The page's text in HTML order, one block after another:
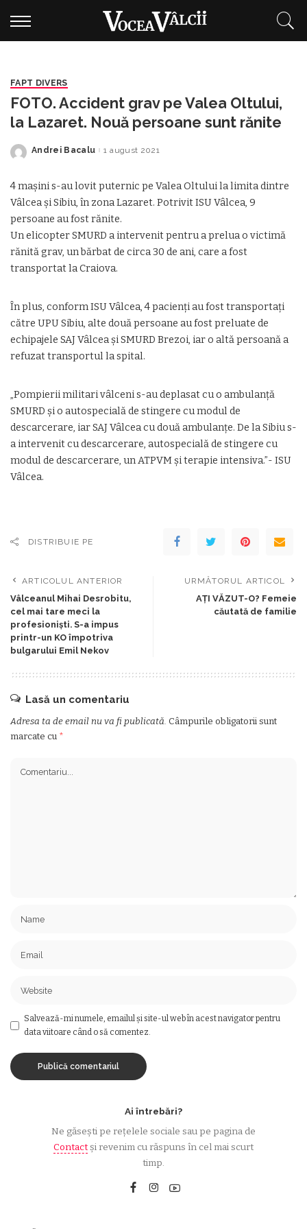
FAPT DIVERS
FOTO. Accident grav pe Valea Oltului,
la Lazaret. Nouă persoane sunt rănite
Posted
Andrei Bacalu 1 august 2021
4 mașini s-au lovit puternic pe Valea Oltului la limita dintre
Vâlcea și Sibiu, în zona Lazaret. Potrivit ISU Vâlcea, 9
persoane au fost rănite.
Un elicopter SMURD a intervenit pentru a prelua o victimă
rănită grav, un bărbat de circa 30 de ani, care a fost
transportat la Craiova.
În plus, conform ISU Vâlcea, 4 pacienți au fost transportați
către UPU Sibiu, alte două persoane au fost preluate de
echipajele SAJ Vâlcea și SMURD Brezoi, iar o altă persoană a
refuzat transportul la spital.
„Pompierii militari vâlceni s-au deplasat cu o ambulanță
SMURD și o autospecială de stingere cu modul de
descarcerare, iar SAJ Vâlcea cu două ambulanțe. De la Sibiu s-
a intervenit cu descarcerare, autospecială de stingere cu
modul de descarcerare, un ATPVM și terapie intensiva.”- ISU
Vâlcea.
DISTRIBUIE PE
ARTICOLUL ANTERIOR
Vâlceanul Mihai Desrobitu,
cel mai tare meci la
profesioniști. S-a impus
printr-un KO împotriva
bulgarului Emil Nekov
URMĂTORUL ARTICOL
AȚI VĂZUT-O? Femeie
căutată de familie
Lasă un comentariu
Adresa ta de email nu va fi publicată. Câmpurile obligatorii sunt
marcate cu *
Salvează-mi numele, emailul și site-ul web în acest navigator pentru
data viitoare când o să comentez.
Ai întrebări?
Ne găsești pe rețelele sociale sau pe pagina de
Contactși revenim cu răspuns în cel mai scurt
timp.